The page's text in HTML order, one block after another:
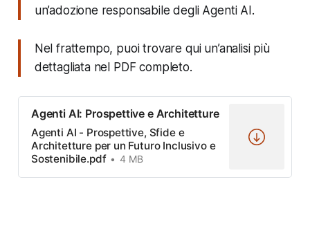
un’adozione responsabile degli Agenti AI.
Nel frattempo, puoi trovare qui un’analisi più
dettagliata nel PDF completo.
Agenti AI: Prospettive e Architetture
Agenti AI - Prospettive, Sfide e
Architetture per un Futuro Inclusivo e
Sostenibile.pdf
4 MB